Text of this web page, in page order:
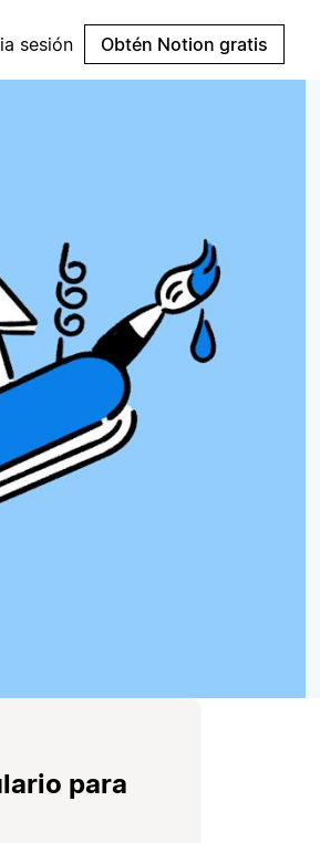
sesión Obtén Notion gratis
para